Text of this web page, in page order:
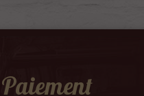
Paiement